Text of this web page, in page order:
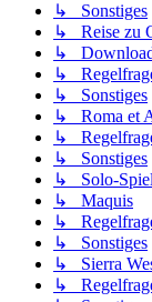
↳ Sonstiges
↳ Reise zu
↳
↳
↳ Sonstiges
↳ Roma et
↳
↳ Sonstiges
↳ Solo-
↳ Maquis
↳
↳ Sonstiges
↳ Sierra
↳